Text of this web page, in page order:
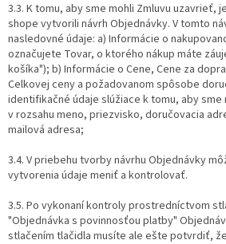
3.3. K tomu, aby sme mohli Zmluvu uzavrieť,
shope vytvorili návrh Objednávky. V tomto
nasledovné údaje: a) Informácie o
označujete Tovar, o ktorého nákup máte
košíka"); b) Informácie o Cene, Cene za
Celkovej ceny a požadovanom spôsobe
identifikačné údaje slúžiace k tomu, aby sme
v rozsahu meno, priezvisko, doručovacia
mailová adresa;
3.4. V priebehu tvorby návrhu Objednávky
vytvorenia údaje meniť a kontrolovať.
3.5. Po vykonaní kontroly prostredníctvom
"Objednávka s povinnosťou platby"
stlačením tlačidla musíte ale ešte potvrdiť,